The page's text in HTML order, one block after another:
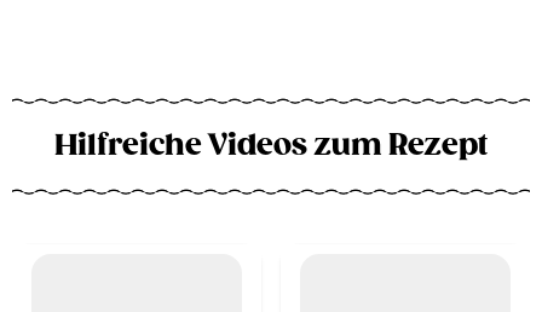
Hilfreiche Videos zum Rezept